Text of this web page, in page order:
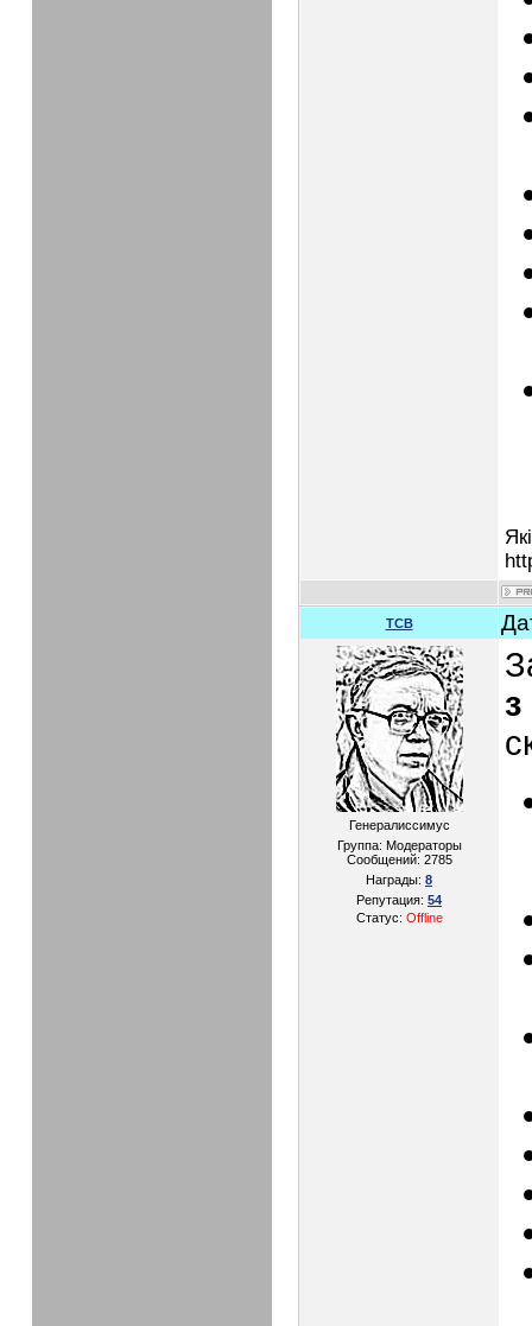
TCB
Генералиссимус
Группа: Модераторы
Сообщений: 2785
Награды: 8
Репутация: 54
Статус: Offline
з